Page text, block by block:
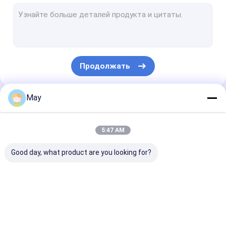
Датчик движения Pir
На с датчике функции
Продолжать
Наши Категории
May
5:47 AM
Good day, what product are you looking for?